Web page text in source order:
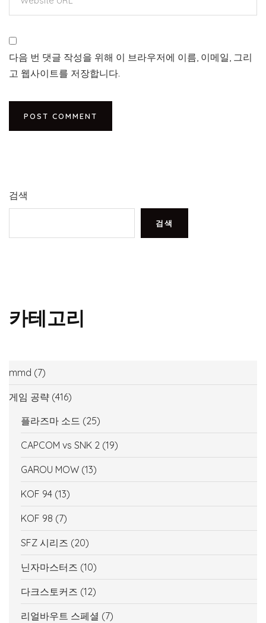
다음 번 댓글 작성을 위해 이 브라우저에 이름, 이메일, 그리
고 웹사이트를 저장합니다.
검색
검색
카테고리
mmd (7)
게임 공략 (416)
플라즈마 소드 (25)
CAPCOM vs SNK 2 (19)
GAROU MOW (13)
KOF 94 (13)
KOF 98 (7)
SFZ 시리즈 (20)
닌자마스터즈 (10)
다크스토커즈 (12)
리얼바우트 스페셜 (7)